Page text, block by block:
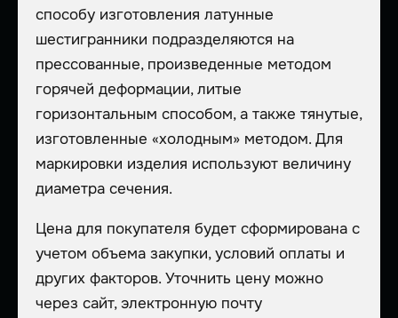
способу изготовления латунные
шестигранники подразделяются на
прессованные, произведенные методом
горячей деформации, литые
горизонтальным способом, а также тянутые,
изготовленные «холодным» методом. Для
маркировки изделия используют величину
диаметра сечения.
Цена для покупателя будет сформирована с
учетом объема закупки, условий оплаты и
других факторов. Уточнить цену можно
через сайт, электронную почту